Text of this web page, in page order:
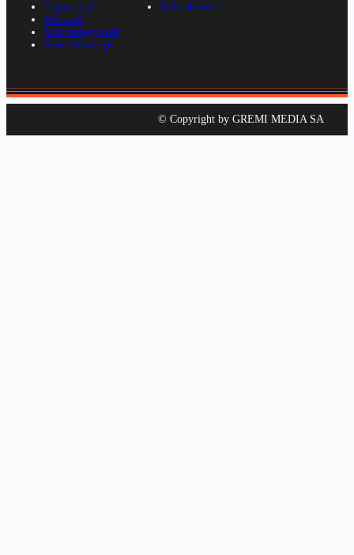
E-gazety.pl
Nexto.pl
Mała księgowość
Kancelarierp.pl
Kalendarium
© Copyright by GREMI MEDIA SA